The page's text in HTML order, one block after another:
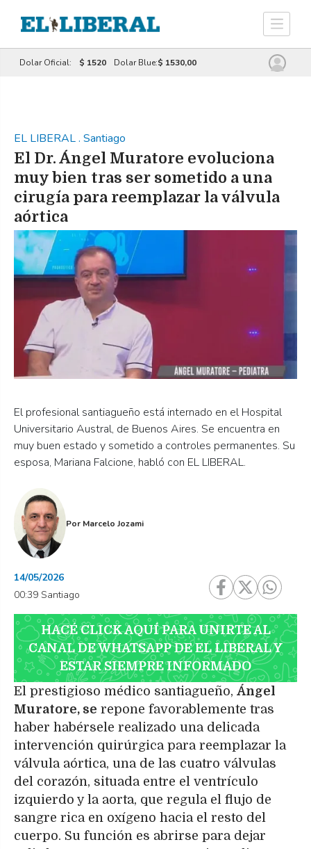
Dolar Oficial: $ 1520 Dolar Blue:$ 1530,00
EL LIBERAL. Santiago
El Dr. Ángel Muratore evoluciona
muy bien tras ser sometido a una
cirugía para reemplazar la válvula
aórtica
El profesional santiagueño está internado en el Hospital
Universitario Austral, de Buenos Aires. Se encuentra en
muy buen estado y sometido a controles permanentes. Su
esposa, Mariana Falcione, habló con EL LIBERAL.
Por Marcelo Jozami
14/05/2026
00:39 Santiago
HACÉ CLICK AQUÍ PARA UNIRTE AL
CANAL DE WHATSAPP DE EL LIBERAL Y
ESTAR SIEMPRE INFORMADO
El prestigioso médico santiagueño, Ángel
Muratore, se repone favorablemente tras
haber habérsele realizado una delicada
intervención quirúrgica para reemplazar la
válvula aórtica, una de las cuatro válvulas
del corazón, situada entre el ventrículo
izquierdo y la aorta, que regula el flujo de
sangre rica en oxígeno hacia el resto del
cuerpo. Su función es abrirse para dejar